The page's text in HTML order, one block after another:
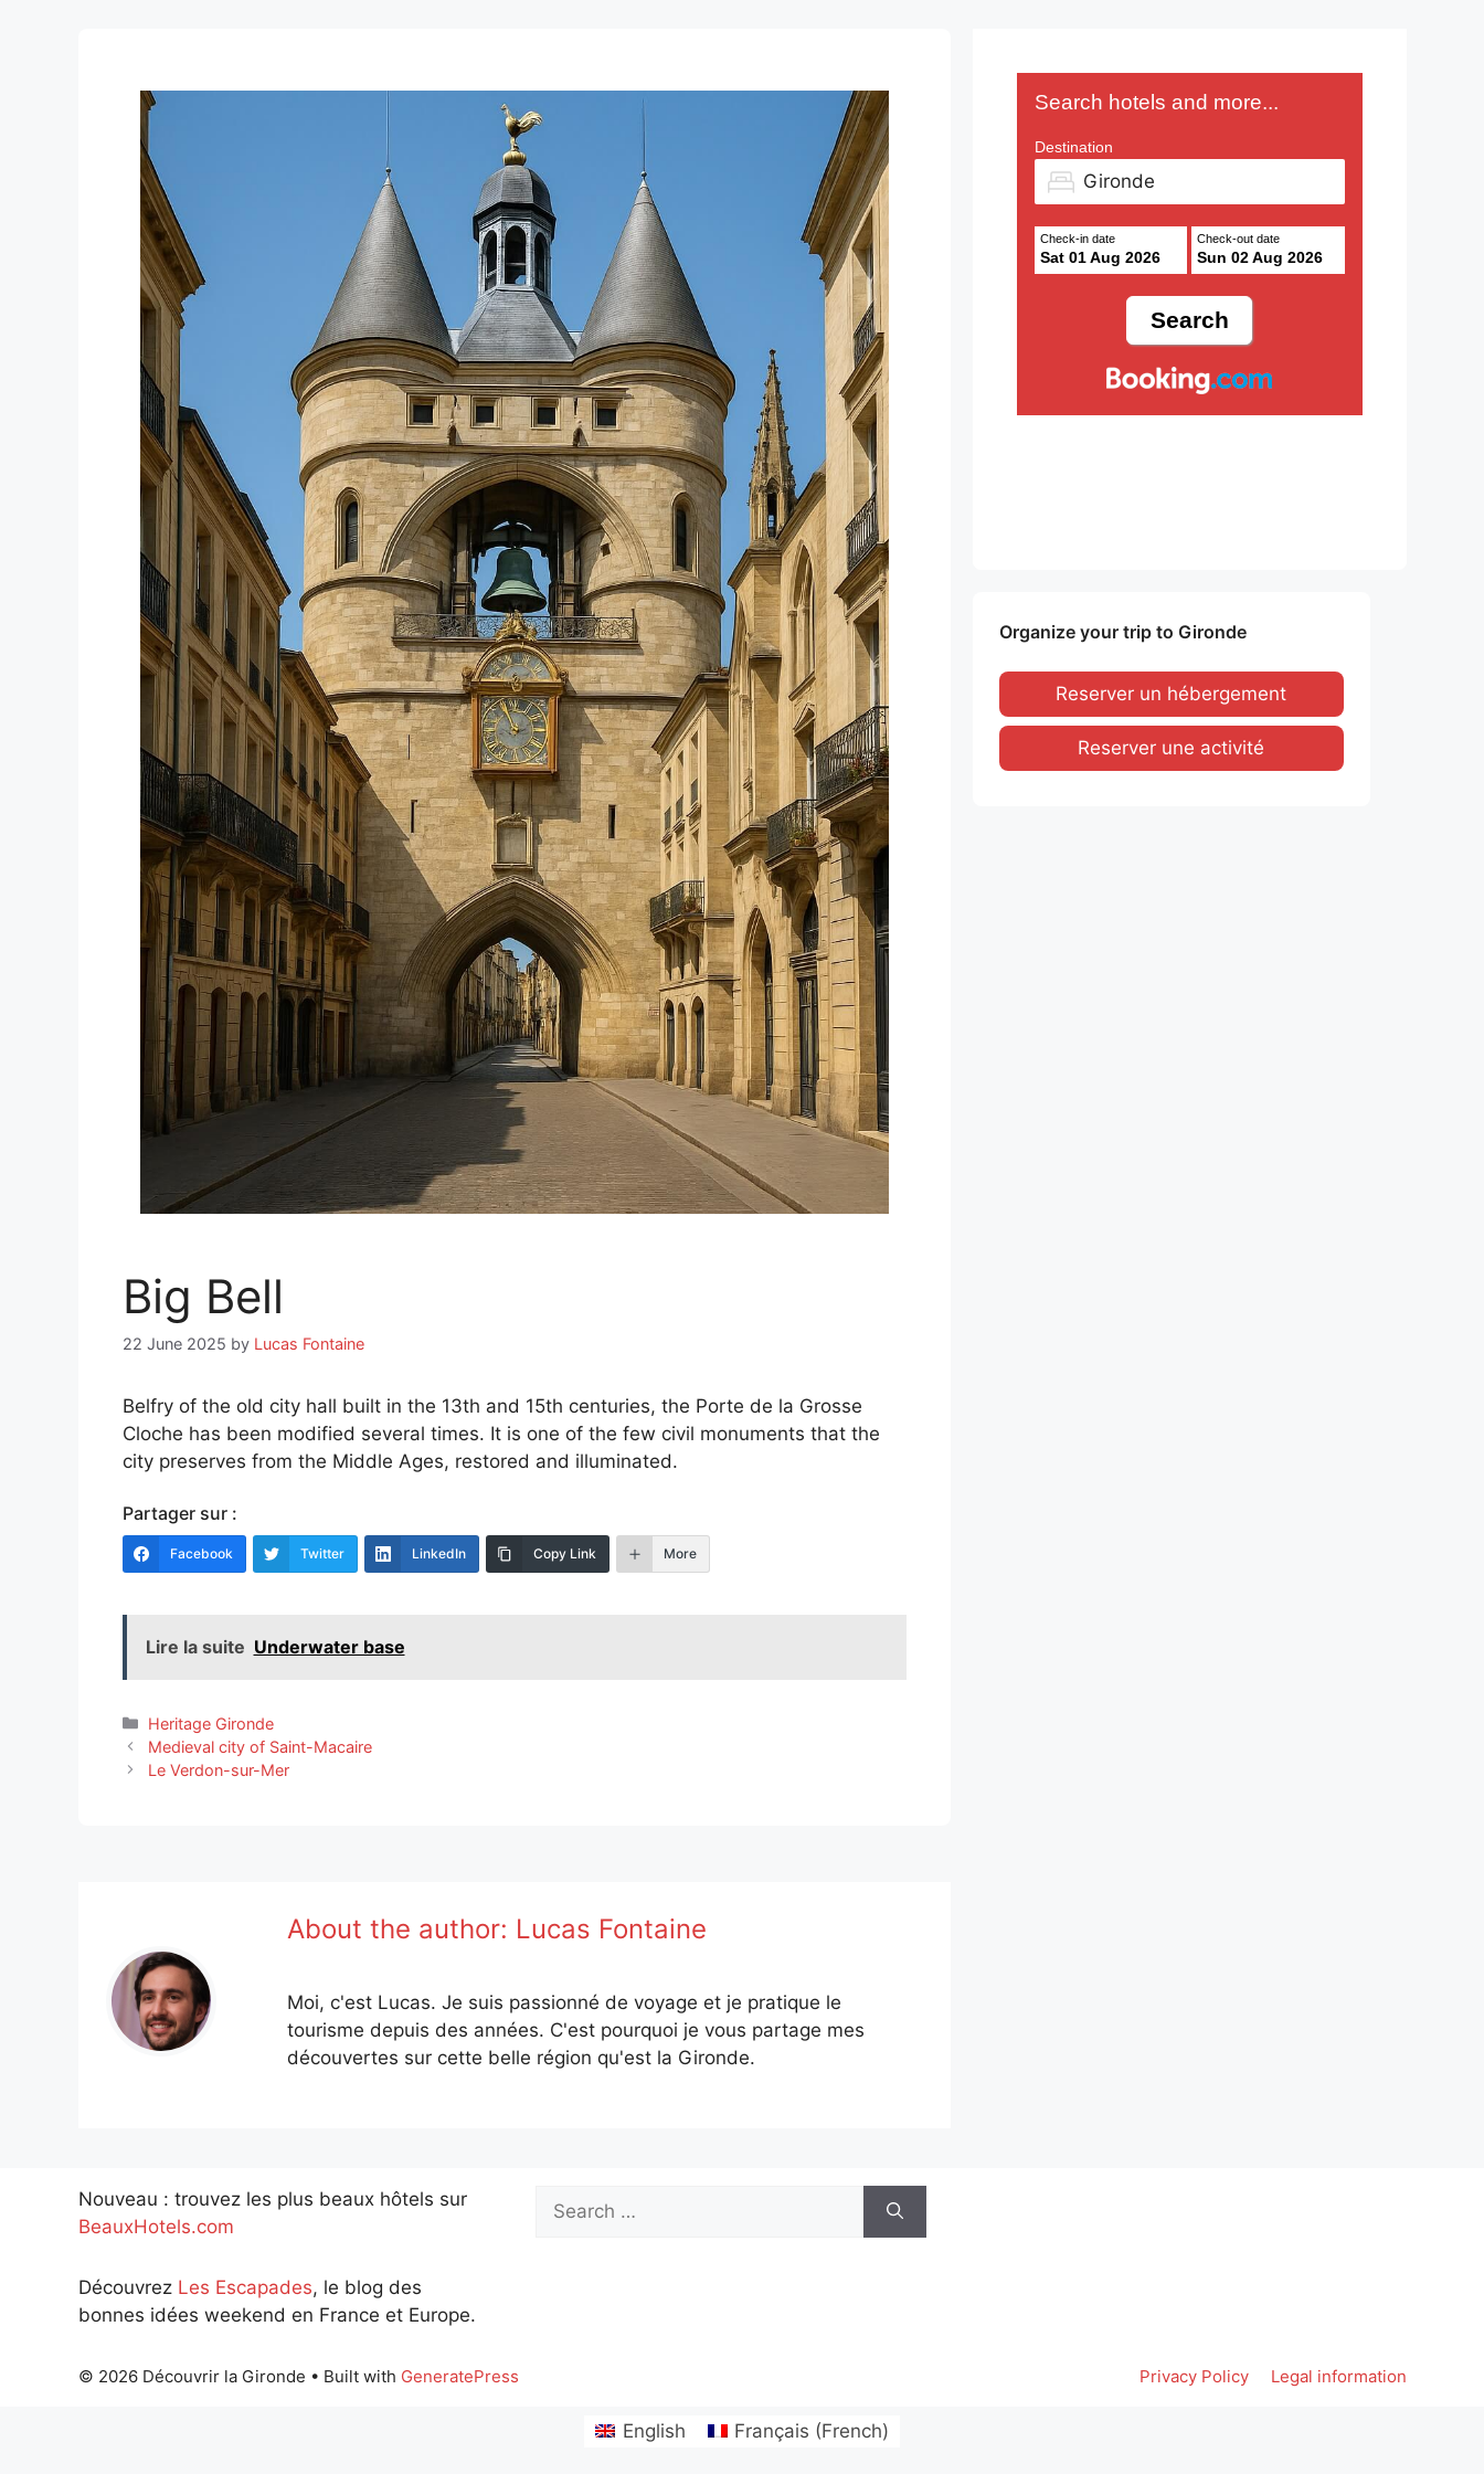
Big Bell
22 June 2025 by Lucas Fontaine
Belfry of the old city hall built in the 13th and 15th centuries, the Porte de la Grosse
Cloche has been modified several times. It is one of the few civil monuments that the
city preserves from the Middle Ages, restored and illuminated.
Partager sur :
Facebook Twitter LinkedIn Copy Link More
Lire la suite Underwater base
Categories
Heritage Gironde
Medieval city of Saint-Macaire
Le Verdon-sur-Mer
About the author: Lucas Fontaine
Moi, c'est Lucas. Je suis passionné de voyage et je pratique le
tourisme depuis des années. C'est pourquoi je vous partage mes
découvertes sur cette belle région qu'est la Gironde.
Search hotels and more...
Destination
Check-in date
Sat 01 Aug 2026
Check-out date
Sun 02 Aug 2026
Organize your trip to Gironde
Reserver un hébergement
Reserver une activité
Nouveau : trouvez les plus beaux hôtels sur
BeauxHotels.com
Découvrez Les Escapades, le blog des
bonnes idées weekend en France et Europe.
Search
for:
Privacy Policy Legal information
© 2026 Découvrir la Gironde • Built with GeneratePress
English Français (French)